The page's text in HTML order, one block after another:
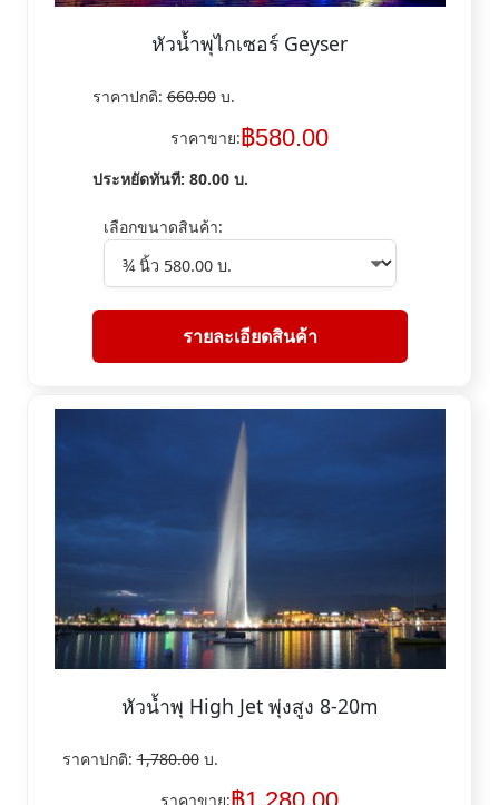
หัวน้ำพุไกเซอร์ Geyser
ราคาปกติ:660.00บ.
ราคาขาย:฿580.00
ประหยัดทันที: 80.00บ.
เลือกขนาดสินค้า:
รายละเอียดสินค้า
หัวน้ำพุ High Jet พุ่งสูง 8-20m
ราคาปกติ:1,780.00บ.
ราคาขาย: